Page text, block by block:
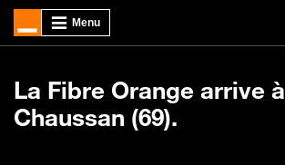
La Fibre Orange arrive à
Chaussan (69).